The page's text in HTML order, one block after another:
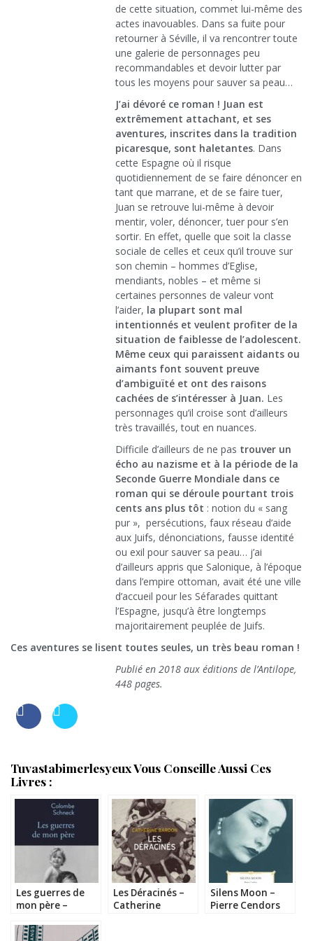
de cette situation, commet lui-même des
actes inavouables. Dans sa fuite pour
retourner à Séville, il va rencontrer toute
une galerie de personnages peu
recommandables et devoir lutter par
tous les moyens pour sauver sa peau…
J’ai dévoré ce roman ! Juan est
extrêmement attachant, et ses
aventures, inscrites dans la tradition
picaresque, sont haletantes. Dans
cette Espagne où il risque
quotidiennement de se faire dénoncer en
tant que marrane, et de se faire tuer,
Juan se retrouve lui-même à devoir
mentir, voler, dénoncer, tuer pour s’en
sortir. En effet, quelle que soit la classe
sociale de celles et ceux qu’il trouve sur
son chemin – hommes d’Eglise,
mendiants, nobles – et même si
certaines personnes de valeur vont
l’aider, la plupart sont mal
intentionnés et veulent profiter de la
situation de faiblesse de l’adolescent.
Même ceux qui paraissent aidants ou
aimants font souvent preuve
d’ambiguïté et ont des raisons
cachées de s’intéresser à Juan. Les
personnages qu’il croise sont d’ailleurs
très travaillés, tout en nuances.
Difficile d’ailleurs de ne pas trouver un
écho au nazisme et à la période de la
Seconde Guerre Mondiale dans ce
roman qui se déroule pourtant trois
cents ans plus tôt : notion du « sang
pur », persécutions, faux réseau d’aide
aux Juifs, dénonciations, fausse identité
ou exil pour sauver sa peau… j’ai
d’ailleurs appris que Salonique, à l’époque
dans l’empire ottoman, avait été une ville
d’accueil pour les Séfarades quittant
l’Espagne, jusqu’à être longtemps
majoritairement peuplée de Juifs.
Ces aventures se lisent toutes seules, un très beau roman !
Publié en 2018 aux éditions de l’Antilope,
448 pages.
Tuvastabimerlesyeux Vous Conseille Aussi Ces
Livres :
Les guerres de
mon père –
Les Déracinés –
Catherine
Silens Moon –
Pierre Cendors